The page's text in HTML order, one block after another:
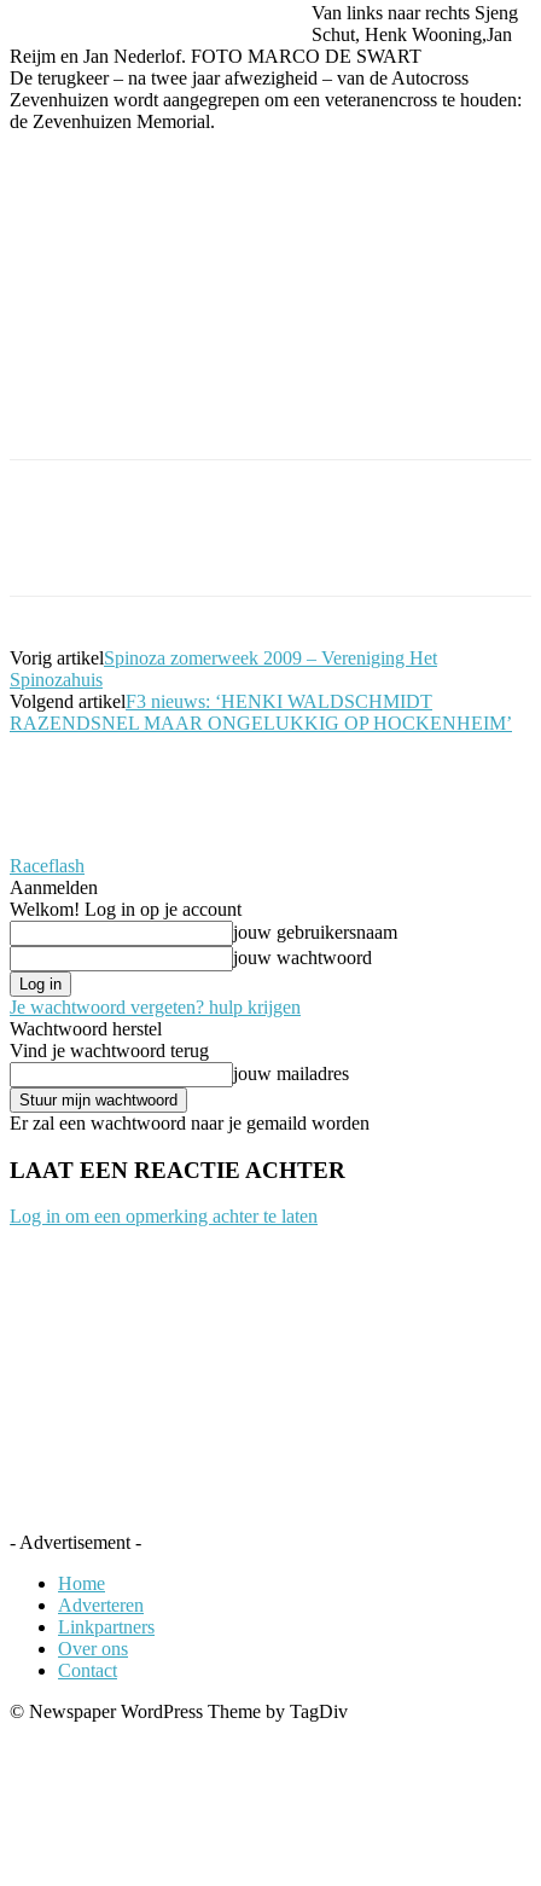
Van links naar rechts Sjeng
Schut, Henk Wooning,Jan
Reijm en Jan Nederlof. FOTO MARCO DE SWART
De terugkeer – na twee jaar afwezigheid – van de Autocross
Zevenhuizen wordt aangegrepen om een veteranencross te houden:
de Zevenhuizen Memorial.
Vorig artikelSpinoza zomerweek 2009 – Vereniging Het
Spinozahuis
Volgend artikelF3 nieuws: ‘HENKI WALDSCHMIDT
RAZENDSNEL MAAR ONGELUKKIG OP HOCKENHEIM’
Raceflash
Aanmelden
Welkom! Log in op je account
jouw gebruikersnaam
jouw wachtwoord
Je wachtwoord vergeten? hulp krijgen
Wachtwoord herstel
Vind je wachtwoord terug
jouw mailadres
Er zal een wachtwoord naar je gemaild worden
LAAT EEN REACTIE ACHTER
Log in om een opmerking achter te laten
- Advertisement -
Home
Adverteren
Linkpartners
Over ons
Contact
© Newspaper WordPress Theme by TagDiv